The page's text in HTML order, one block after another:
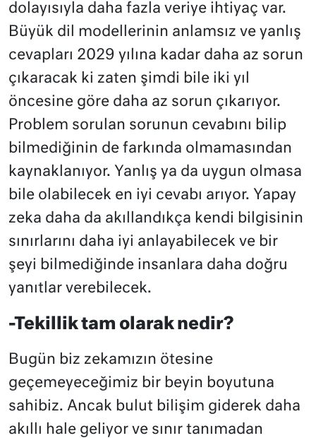
dolayısıyla daha fazla veriye ihtiyaç var.
Büyük dil modellerinin anlamsız ve yanlış
cevapları 2029 yılına kadar daha az sorun
çıkaracak ki zaten şimdi bile iki yıl
öncesine göre daha az sorun çıkarıyor.
Problem sorulan sorunun cevabını bilip
bilmediğinin de farkında olmamasından
kaynaklanıyor. Yanlış ya da uygun olmasa
bile olabilecek en iyi cevabı arıyor. Yapay
zeka daha da akıllandıkça kendi bilgisinin
sınırlarını daha iyi anlayabilecek ve bir
şeyi bilmediğinde insanlara daha doğru
yanıtlar verebilecek.
-Tekillik tam olarak nedir?
Bugün biz zekamızın ötesine
geçemeyeceğimiz bir beyin boyutuna
sahibiz. Ancak bulut bilişim giderek daha
akıllı hale geliyor ve sınır tanımadan